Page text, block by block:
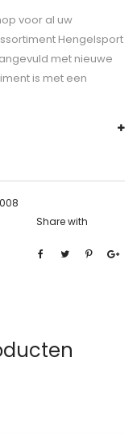
voor al uw
Hengelsport
met nieuwe
is met een
Share with